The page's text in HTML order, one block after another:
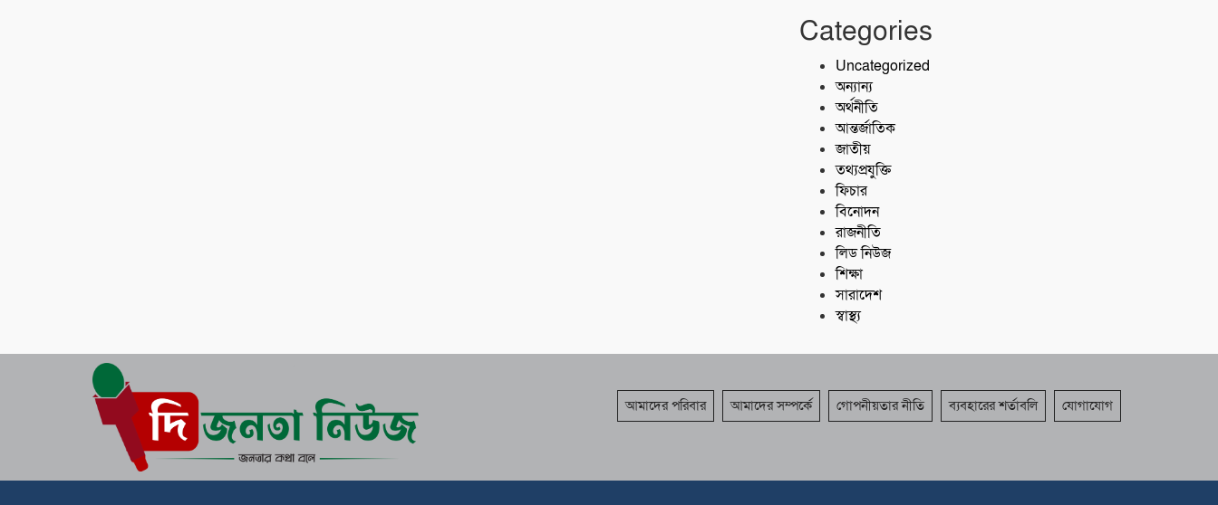
Categories
Uncategorized
অন্যান্য
অর্থনীতি
আন্তর্জাতিক
জাতীয়
তথ্যপ্রযুক্তি
ফিচার
বিনোদন
রাজনীতি
লিড নিউজ
শিক্ষা
সারাদেশ
স্বাস্থ্য
আমাদের পরিবার আমাদের সম্পর্কে গোপনীয়তার নীতি ব্যবহারের শর্তাবলি যোগাযোগ